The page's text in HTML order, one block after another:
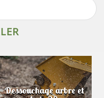
Dessouchage arbre et